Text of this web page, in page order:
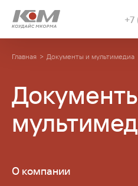
+7
Главная Документы и мультимедиа
О компании